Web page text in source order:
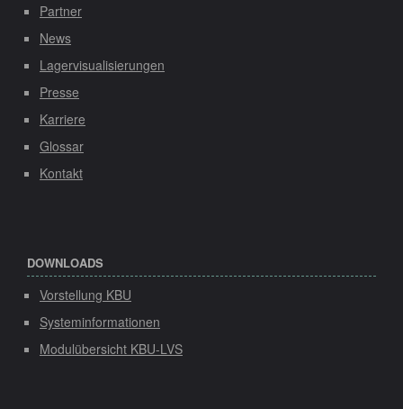
Partner
News
Lagervisualisierungen
Presse
Karriere
Glossar
Kontakt
DOWNLOADS
Vorstellung KBU
Systeminformationen
Modulübersicht KBU-LVS